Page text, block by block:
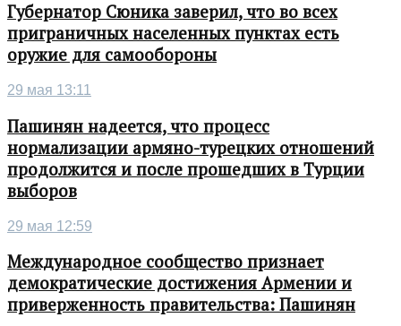
Губернатор Сюника заверил, что во всех
приграничных населенных пунктах есть
оружие для самообороны
29 мая 13:11
Пашинян надеется, что процесс
нормализации армяно-турецких отношений
продолжится и после прошедших в Турции
выборов
29 мая 12:59
Международное сообщество признает
демократические достижения Армении и
приверженность правительства: Пашинян